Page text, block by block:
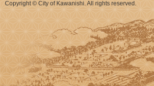
Copyright © City of Kawanishi. All rights reserved.